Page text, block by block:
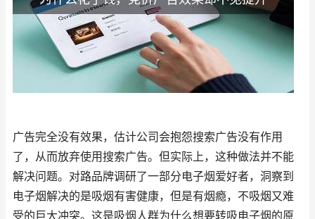
广告完全没有效果，估计公司会抱怨搜索广告没有作用
了，从而放弃使用搜索广告。但实际上，这种做法并不能
解决问题。对路品牌调研了一部分电子烟爱好者，洞察到
电子烟解决的是吸烟有害健康，但是有烟瘾，不吸烟又难
受的巨大冲突。这是吸烟人群为什么想要转吸电子烟的原